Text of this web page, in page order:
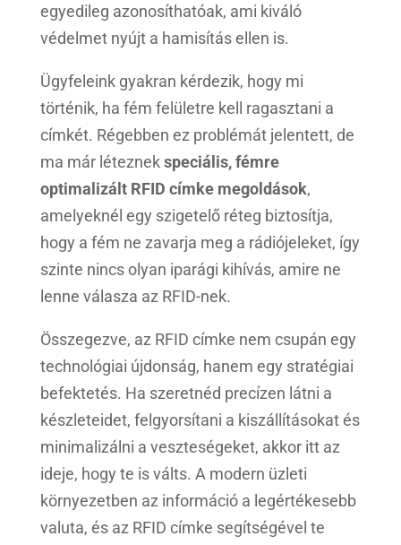
egyedileg azonosíthatóak, ami kiváló
védelmet nyújt a hamisítás ellen is.
Ügyfeleink gyakran kérdezik, hogy mi
történik, ha fém felületre kell ragasztani a
címkét. Régebben ez problémát jelentett, de
ma már léteznekspeciális, fémre
optimalizált RFID címke megoldások,
amelyeknél egy szigetelő réteg biztosítja,
hogy a fém ne zavarja meg a rádiójeleket, így
szinte nincs olyan iparági kihívás, amire ne
lenne válasza az RFID-nek.
Összegezve, az RFID címke nem csupán egy
technológiai újdonság, hanem egy stratégiai
befektetés. Ha szeretnéd precízen látni a
készleteidet, felgyorsítani a kiszállításokat és
minimalizálni a veszteségeket, akkor itt az
ideje, hogy te is válts. A modern üzleti
környezetben az információ a legértékesebb
valuta, és az RFID címke segítségével te